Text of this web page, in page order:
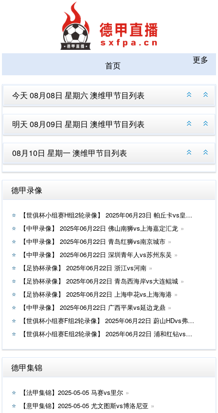
首页
更多
今天 08月08日 星期六 澳维甲节目列表
明天 08月09日 星期日 澳维甲节目列表
08月10日 星期一 澳维甲节目列表
德甲录像
【世俱杯小组赛H组2轮录像】 2025年06月23日 帕丘卡vs皇家马德里
【中甲录像】 2025年06月22日 佛山南狮vs上海嘉定汇龙
【中甲录像】 2025年06月22日 青岛红狮vs南京城市
【中甲录像】 2025年06月22日 深圳青年人vs苏州东吴
【足协杯录像】 2025年06月22日 浙江vs河南
【足协杯录像】 2025年06月22日 青岛西海岸vs大连鲲城
【足协杯录像】 2025年06月22日 上海申花vs上海海港
【中甲录像】 2025年06月22日 广西平果vs延边龙鼎
【世俱杯小组赛F组2轮录像】 2025年06月22日 蔚山HDvs弗鲁米嫩塞
【世俱杯小组赛E组2轮录像】 2025年06月22日 浦和红钻vs国际米兰
德甲集锦
【法甲集锦】2025-05-05 马赛vs里尔
【意甲集锦】2025-05-05 尤文图斯vs博洛尼亚